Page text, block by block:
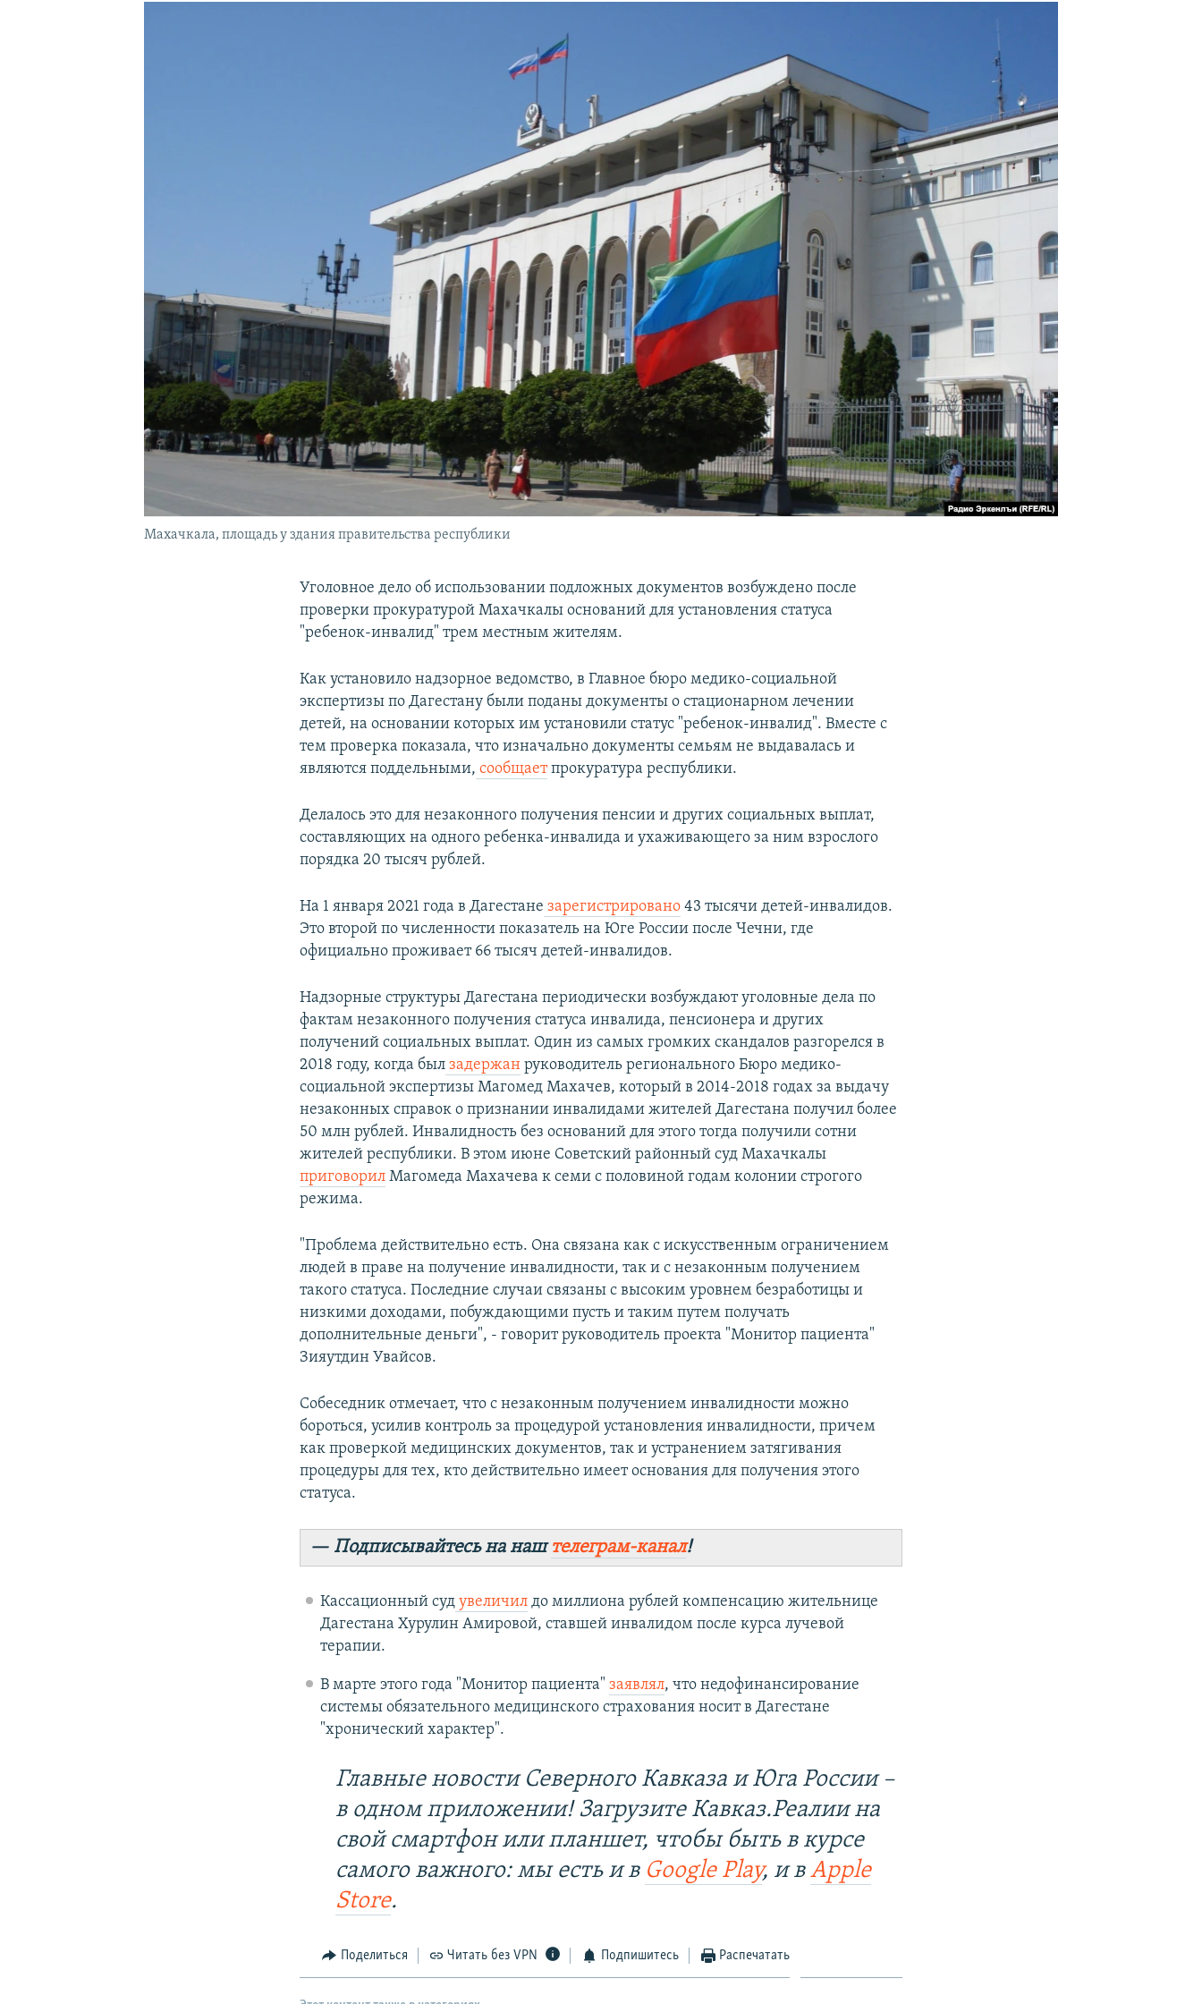
Махачкала, площадь у здания правительства республики
Уголовное дело об использовании подложных документов возбуждено после
проверки прокуратурой Махачкалы оснований для установления статуса
"ребенок-инвалид" трем местным жителям.
Как установило надзорное ведомство, в Главное бюро медико-социальной
экспертизы по Дагестану были поданы документы о стационарном лечении
детей, на основании которых им установили статус "ребенок-инвалид". Вместе с
тем проверка показала, что изначально документы семьям не выдавалась и
являются поддельными, сообщаетпрокуратура республики.
Делалось это для незаконного получения пенсии и других социальных выплат,
составляющих на одного ребенка-инвалида и ухаживающего за ним взрослого
порядка 20 тысяч рублей.
На 1 января 2021 года в Дагестане зарегистрировано 43 тысячи детей-инвалидов.
Это второй по численности показатель на Юге России после Чечни, где
официально проживает 66 тысяч детей-инвалидов.
Надзорные структуры Дагестана периодически возбуждают уголовные дела по
фактам незаконного получения статуса инвалида, пенсионера и других
получений социальных выплат. Один из самых громких скандалов разгорелся в
2018 году, когда был задержан руководитель регионального Бюро медико-
социальной экспертизы Магомед Махачев, который в 2014-2018 годах за выдачу
незаконных справок о признании инвалидами жителей Дагестана получил более
50 млн рублей. Инвалидность без оснований для этого тогда получили сотни
жителей республики. В этом июне Советский районный суд Махачкалы
приговорил Магомеда Махачева к семи с половиной годам колонии строгого
режима.
"Проблема действительно есть. Она связана как с искусственным ограничением
людей в праве на получение инвалидности, так и с незаконным получением
такого статуса. Последние случаи связаны с высоким уровнем безработицы и
низкими доходами, побуждающими пусть и таким путем получать
дополнительные деньги", - говорит руководитель проекта "Монитор пациента"
Зияутдин Увайсов.
Собеседник отмечает, что с незаконным получением инвалидности можно
бороться, усилив контроль за процедурой установления инвалидности, причем
как проверкой медицинских документов, так и устранением затягивания
процедуры для тех, кто действительно имеет основания для получения этого
статуса.
— Подписывайтесь на наштелеграм-канал!
Кассационный судувеличилдо миллиона рублей компенсацию жительнице
Дагестана Хурулин Амировой, ставшей инвалидом после курса лучевой
терапии.
В марте этого года "Монитор пациента" заявлял, что недофинансирование
системы обязательного медицинского страхования носит в Дагестане
"хронический характер".
Главные новости Северного Кавказа и Юга России –
в одном приложении! Загрузите Кавказ.Реалии на
свой смартфон или планшет, чтобы быть в курсе
самого важного: мы есть и в Google Play, и вApple
Store.
Поделиться Читать без VPN Подпишитесь Распечатать